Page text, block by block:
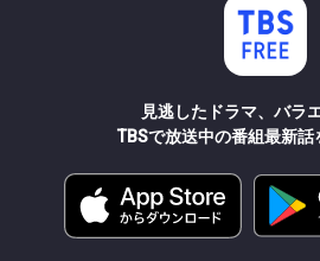
見逃したドラマ、バラ
TBSで放送中の番組最新話